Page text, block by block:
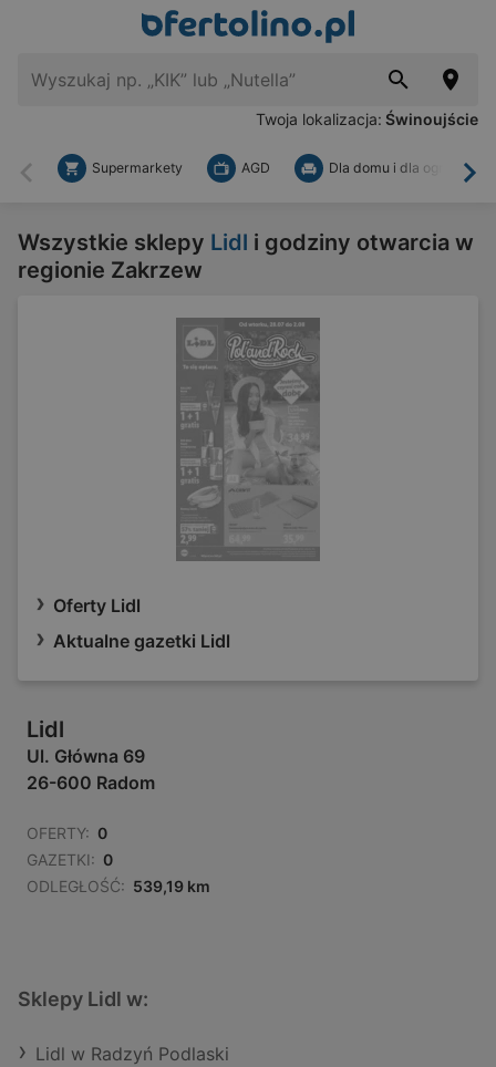
Twoja lokalizacja: Świnoujście
Wstecz
Supermarkety AGD Dla domu i dla ogrodu
Wszystkie sklepy Lidl i godziny otwarcia w
regionie Zakrzew
Oferty Lidl
Aktualne gazetki Lidl
Lidl
Ul. Główna 69
26-600 Radom
OFERTY: 0
GAZETKI: 0
ODLEGŁOŚĆ: 539,19 km
Sklepy Lidl w:
Lidl w Radzyń Podlaski